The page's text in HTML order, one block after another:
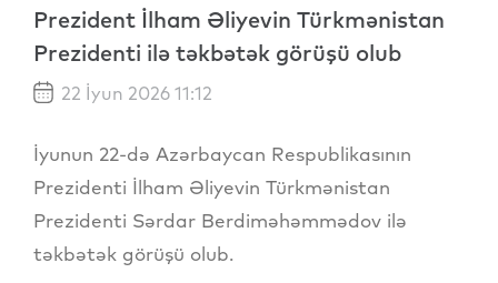
Prezident İlham Əliyevin Türkmənistan
Prezidenti ilə təkbətək görüşü olub
22 İyun 2026 11:12
İyunun 22-də Azərbaycan Respublikasının
Prezidenti İlham Əliyevin Türkmənistan
Prezidenti Sərdar Berdiməhəmmədov ilə
təkbətək görüşü olub.